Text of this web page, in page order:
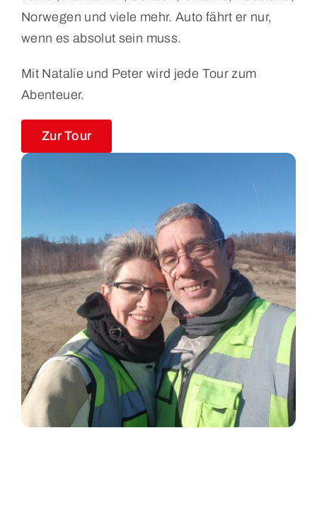
Norwegen und viele mehr. Auto fährt er nur,
wenn es absolut sein muss.
Mit Natalie und Peter wird jede Tour zum
Abenteuer.
Zur Tour